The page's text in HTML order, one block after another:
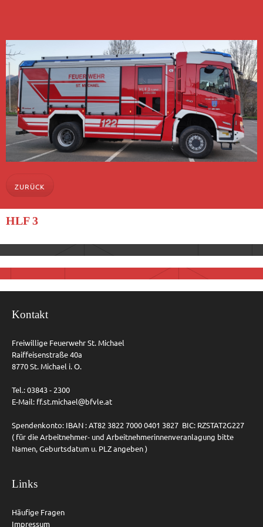
ZURÜCK
HLF 3
Kontakt
Freiwillige Feuerwehr St. Michael
Raiffeisenstraße 40a
8770 St. Michael i. O.
Tel.: 03843 - 2300
E-Mail: ff.st.michael@bfvle.at
Spendenkonto: IBAN : AT82 3822 7000 0401 3827 BIC: RZSTAT2G227
( für die Arbeitnehmer- und Arbeitnehmerinnenveranlagung bitte
Namen, Geburtsdatum u. PLZ angeben )
Links
Häufige Fragen
Impressum